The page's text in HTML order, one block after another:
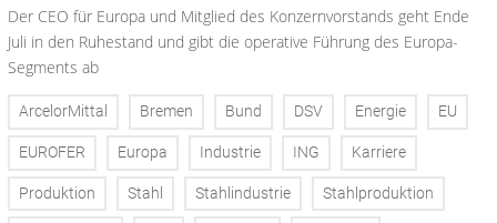
Der CEO für Europa und Mitglied des Konzernvorstands geht Ende
Juli in den Ruhestand und gibt die operative Führung des Europa-
Segments ab
ArcelorMittal Bremen Bund DSV Energie EU
EUROFER Europa Industrie ING Karriere
Produktion Stahl Stahlindustrie Stahlproduktion